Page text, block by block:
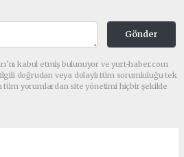
Gönder
kabul etmiş bulunuyor ve yurt-haber.com
ilgili doğrudan veya dolaylı tüm sorumluluğu tek
tüm yorumlardan site yönetimi hiçbir şekilde